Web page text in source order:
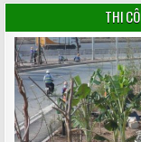
THI